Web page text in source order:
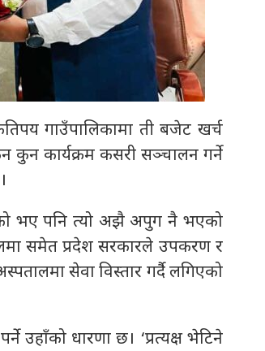
गाउँपालिकामा ती बजेट खर्च
कुन कार्यक्रम कसरी सञ्चालन गर्ने
भए पनि त्यो अझै अपुग नै भएको
समेत प्रदेश सरकारले उपकरण र
सेवा विस्तार गर्दै लगिएको
उहाँको धारणा छ। ‘प्रत्यक्ष भेटिने